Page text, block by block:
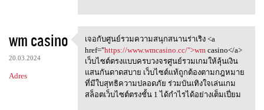
wm casino
20.03.2024
Adres
เจอกับศูนย์รวมความสนุกสนานร่า
เจอกับศูนย์รวมความสนุกสนานร่าเริง <a
href="https://www.wmcasino.cc/">wmcasino</a>
เว็บไซต์ตรงแบบครบวงจรศูนย์รวมเกมให้ลุ้นเงิน
แสนกันดาดสบาย เว็บไซต์แท้ถูกต้องตามกฎหมาย
ที่มีใบสุทธิความปลอดภัย ร่วมบันเทิงใจเล่นเกม
สล็อตเว็บไซต์ตรงชั้น 1 ได้กำไรได้อย่างเต็มเปี่ยม